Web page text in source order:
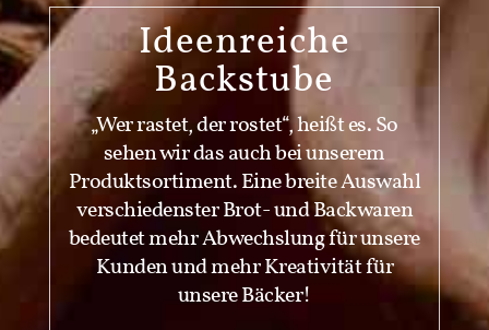
Ideenreiche
Backstube
„Wer rastet, der rostet“, heißt es. So
sehen wir das auch bei unserem
Produktsortiment. Eine breite Auswahl
verschiedenster Brot- und Backwaren
bedeutet mehr Abwechslung für unsere
Kunden und mehr Kreativität für
unsere Bäcker!